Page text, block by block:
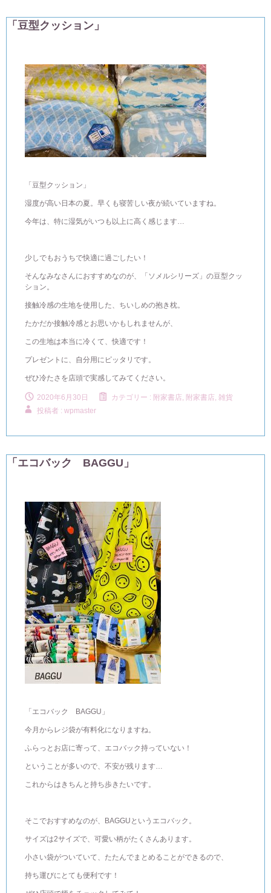
「豆型クッション」
「豆型クッション」
湿度が高い日本の夏。早くも寝苦しい夜が続いていますね。
今年は、特に湿気がいつも以上に高く感じます…
少しでもおうちで快適に過ごしたい！
そんなみなさんにおすすめなのが、「ソメルシリーズ」の豆型クッ
ション。
接触冷感の生地を使用した、ちいしめの抱き枕。
たかだか接触冷感とお思いかもしれませんが、
この生地は本当に冷くて、快適です！
プレゼントに、自分用にピッタリです。
ぜひ冷たさを店頭で実感してみてください。
2020年6月30日 カテゴリー : 附家書店 附家書店, 雑貨
投稿者 : wpmaster
「エコバック BAGGU」
「エコバック BAGGU」
今月からレジ袋が有料化になりますね。
ふらっとお店に寄って、エコバック持っていない！
ということが多いので、不安が残ります…
これからはきちんと持ち歩きたいです。
そこでおすすめなのが、BAGGUというエコバック。
サイズは2サイズで、可愛い柄がたくさんあります。
小さい袋がついていて、たたんでまとめることができるので、
持ち運びにとても便利です！